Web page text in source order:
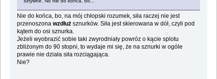
Nie do końca, bo, na mój chłopski rozumek, siła raczej nie jest
przenoszona wzdłuż sznurków. Siła jest skierowana w dół, czyli pod
kątem do osi sznurka.
Jeżeli wyobrazić sobie taki zwyrodniały powróz o kącie splotu
zbliżonym do 90 stopni, to wydaje mi się, że na sznurki w ogóle
prawie nie działa siła rozciągająca.
Nie?